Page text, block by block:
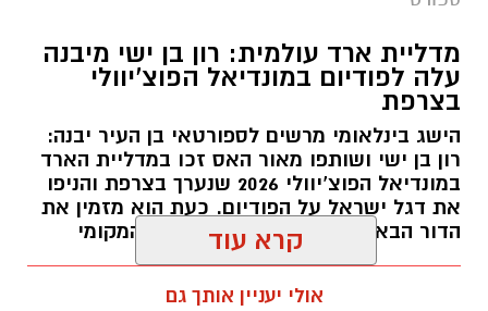
תירם מגיע ליבנה לאחר קריירה עשירה בכדורגל
הישראלי, שכללה הופעות בליגת העל ובליגה
הלאומית, לצד קדנציה גם בליגה הראשונה
ברומניה. במהלך הקריירה שיחק במכבי נתניה, שם
אף שימש כקפטן הקבוצה בליגת העל, ובהמשך
לבש את מדי מ.ס אשדוד, הפועל חדרה, הפועל
רעננה, מכבי יפו והפועל ניר רמת השרון, שבה היה
קפטן במשך ארבע עונות.
מדליית ארד עולמית: רון בן ישי מיבנה
עלה לפודיום במונדיאל הפוצ’יוולי
בצרפת
הישג בינלאומי מרשים לספורטאי בן העיר יבנה:
רון בן ישי ושותפו מאור האס זכו במדליית הארד
במונדיאל הפוצ’יוולי 2026 שנערך בצרפת והניפו
את דגל ישראל על הפודיום. כעת הוא מזמין את
הדור הבא להצטרף לאימוני המועדון המקומי
קרא עוד
אולי יעניין אותך גם